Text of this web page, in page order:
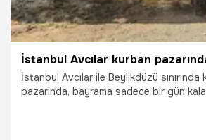
İstanbul Avcılar ile Beylikdüzü
pazarında, bayrama sadece bir gün